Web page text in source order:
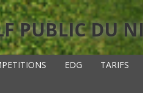
PUBLIC DU
EDG TARIFS